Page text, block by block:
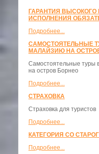
ГАРАНТИЯ ВЫСОКОГО
ИСПОЛНЕНИЯ
Подробнее...
САМОСТОЯТЕЛЬНЫЕ
МАЛАЙЗИЮ НА
Самостоятельные туры
на остров Борнео
Подробнее...
СТРАХОВКА
Страховка для туристов
Подробнее...
КАТЕГОРИЯ СО
Подробнее...